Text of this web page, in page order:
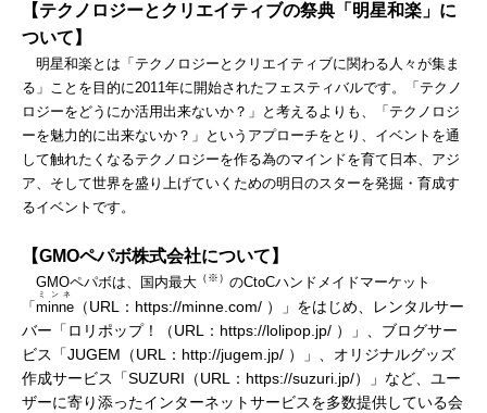
【テクノロジーとクリエイティブの祭典「明星和楽」に
ついて】
明星和楽とは「テクノロジーとクリエイティブに関わる人々が集ま
る」ことを目的に2011年に開始されたフェスティバルです。「テクノ
ロジーをどうにか活用出来ないか？」と考えるよりも、「テクノロジ
ーを魅力的に出来ないか？」というアプローチをとり、イベントを通
して触れたくなるテクノロジーを作る為のマインドを育て日本、アジ
ア、そして世界を盛り上げていくための明日のスターを発掘・育成す
るイベントです。
【GMOペパボ株式会社について】
GMOペパボは、国内最大 （※） のCtoCハンドメイドマーケット
「 minne
ミンネ
（URL：https://minne.com/ ）」をはじめ、レンタルサー
バー「ロリポップ！（URL：https://lolipop.jp/ ）」、ブログサー
ビス「JUGEM（URL：http://jugem.jp/ ）」、オリジナルグッズ
作成サービス「SUZURI（URL：https://suzuri.jp/）」など、ユー
ザーに寄り添ったインターネットサービスを多数提供している会